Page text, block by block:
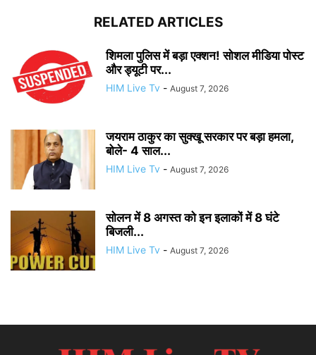
RELATED ARTICLES
शिमला पुलिस में बड़ा एक्शन! सोशल मीडिया पोस्ट
और ड्यूटी पर...
HIM Live Tv - August 7, 2026
जयराम ठाकुर का सुक्खू सरकार पर बड़ा हमला,
बोले- 4 साल...
HIM Live Tv - August 7, 2026
सोलन में 8 अगस्त को इन इलाकों में 8 घंटे
बिजली...
HIM Live Tv - August 7, 2026